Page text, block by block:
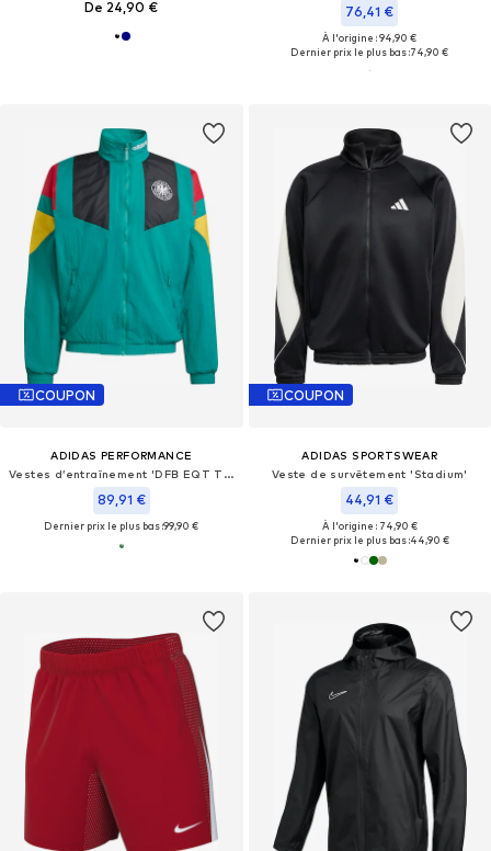
De 24,90 € 76,41 €
À l'origine : 94,90 €
Dernier prix le plus bas :74,90 €
COUPON
ADIDAS PERFORMANCE
Vestes d’entraînement 'DFB EQT TT'
89,91 €
Dernier prix le plus bas :99,90 €
COUPON
ADIDAS SPORTSWEAR
Veste de survêtement 'Stadium'
44,91 €
À l'origine : 74,90 €
Dernier prix le plus bas :44,90 €